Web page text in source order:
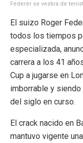
Federer se vestirá de
El suizo Roger
todos los tiempos
especializada,
carrera a los 41
Cup a jugarse en
imborrable y
del siglo en curso.
El crack nacido en
mantuvo vigente